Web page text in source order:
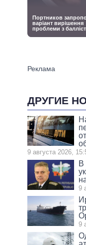
ДРУГИЕ
9 августа 2026,
В
9
9